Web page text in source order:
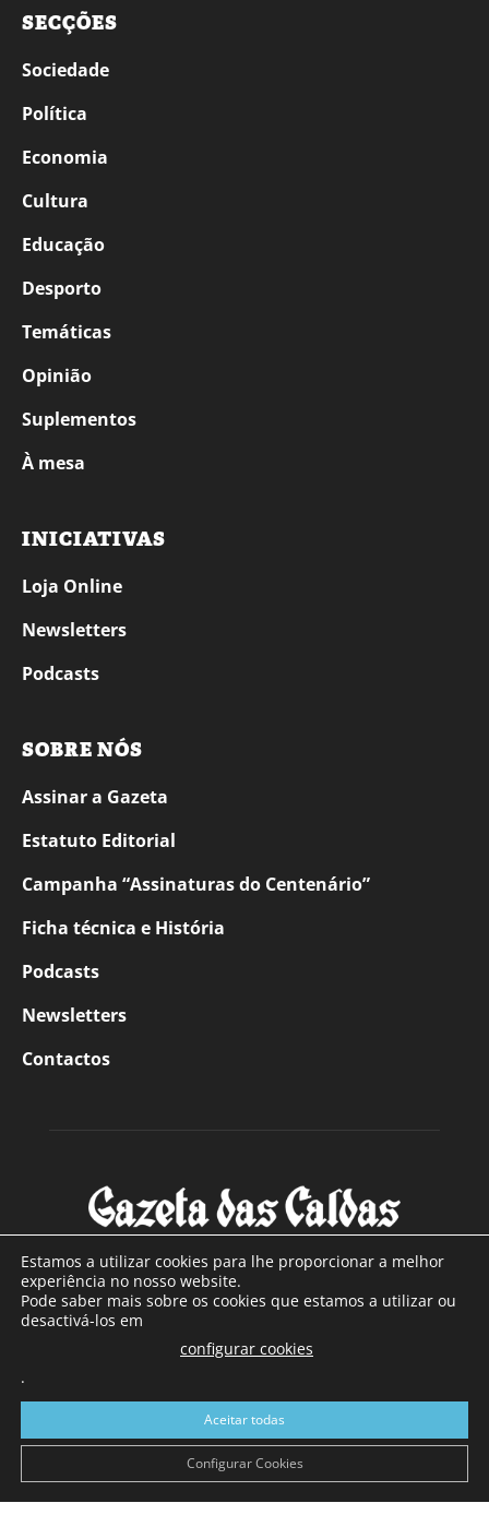
SECÇÕES
Sociedade
Política
Economia
Cultura
Educação
Desporto
Temáticas
Opinião
Suplementos
À mesa
INICIATIVAS
Loja Online
Newsletters
Podcasts
SOBRE NÓS
Assinar a Gazeta
Estatuto Editorial
Campanha “Assinaturas do Centenário”
Ficha técnica e História
Podcasts
Newsletters
Contactos
SOBRE NÓS
Com sede nas Caldas da Rainha e mais de 90 anos de
a sul de distrito de Leiria, com mais de 40.000 leitores por
toda a região Oeste. Jornal com distribuição em Portugal
Continental e assinatura online.
Estamos a utilizar cookies para lhe proporcionar a melhor
experiência no nosso website.
Pode saber mais sobre os cookies que estamos a utilizar ou
desactivá-los em
configurar cookies
.
Aceitar todas
Configurar Cookies